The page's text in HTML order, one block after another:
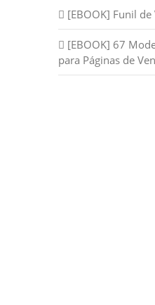
[EBOOK] Funil de
[EBOOK] 67
para Páginas de